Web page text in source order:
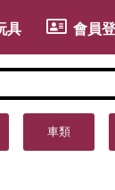
具 會員
車類